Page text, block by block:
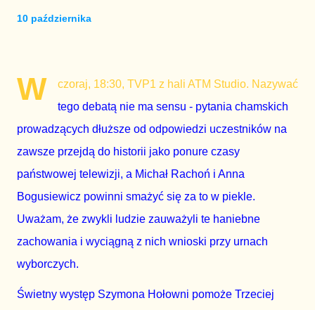
10 października
W
czoraj, 18:30, TVP1 z hali ATM Studio. Nazywać
tego debatą nie ma sensu - pytania chamskich
prowadzących dłuższe od odpowiedzi uczestników na
zawsze przejdą do historii jako ponure czasy
państwowej telewizji, a Michał Rachoń i Anna
Bogusiewicz powinni smażyć się za to w piekle.
Uważam, że zwykli ludzie zauważyli te haniebne
zachowania i wyciągną z nich wnioski przy urnach
wyborczych.
Świetny występ Szymona Hołowni pomoże Trzeciej